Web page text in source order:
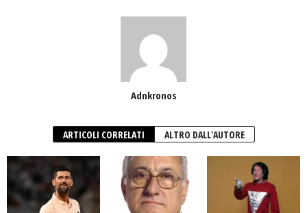
Adnkronos
ARTICOLI CORRELATI ALTRO DALL'AUTORE